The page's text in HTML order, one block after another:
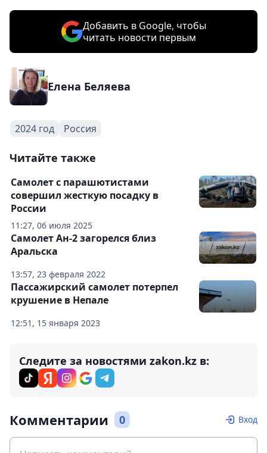
Добавить в Google, чтобы
читать новости первым
Елена Беляева
2024 год Россия
Читайте также
11:27, 06 июля 2025
Самолет с парашютистами
совершил жесткую посадку в
России
13:57, 23 февраля 2022
Самолет Ан-2 загорелся близ
Аральска
12:51, 15 января 2023
Пассажирский самолет потерпел
крушение в Непале
Следите за новостями zakon.kz в:
Комментарии 0 Вход